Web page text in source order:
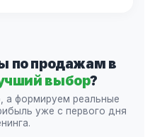
по продажам в
выбор?
формируем реальные
уже с первого дня